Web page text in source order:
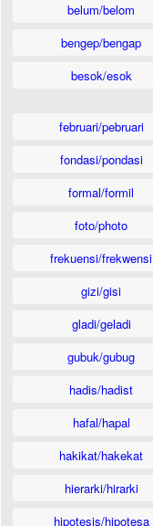
belum/belom
bengep/bengap
besok/esok
februari/pebruari
fondasi/pondasi
formal/formil
foto/photo
frekuensi/frekwensi
gizi/gisi
gladi/geladi
gubuk/gubug
hadis/hadist
hafal/hapal
hakikat/hakekat
hierarki/hirarki
hipotesis/hipotesa